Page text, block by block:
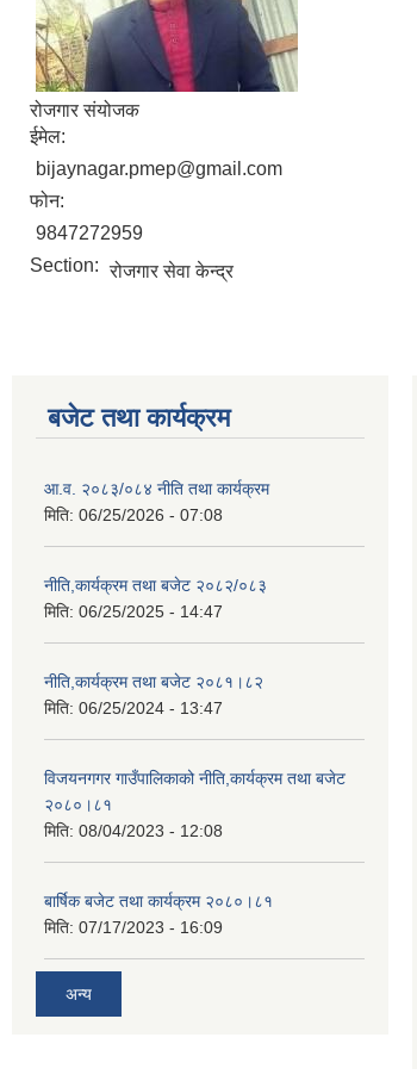
रोजगार संयोजक
ईमेल:
bijaynagar.pmep@gmail.com
फोन:
9847272959
Section: रोजगार सेवा केन्द्र
बजेट तथा कार्यक्रम
आ.व. २०८३/०८४ नीति तथा कार्यक्रम
मिति: 06/25/2026 - 07:08
नीति,कार्यक्रम तथा बजेट २०८२/०८३
मिति: 06/25/2025 - 14:47
नीति,कार्यक्रम तथा बजेट २०८१।८२
मिति: 06/25/2024 - 13:47
विजयनगगर गाउँपालिकाको नीति,कार्यक्रम तथा बजेट
२०८०।८१
मिति: 08/04/2023 - 12:08
बार्षिक बजेट तथा कार्यक्रम २०८०।८१
मिति: 07/17/2023 - 16:09
अन्य